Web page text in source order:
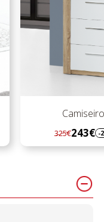
Regular
preço
325€243€
Preço -